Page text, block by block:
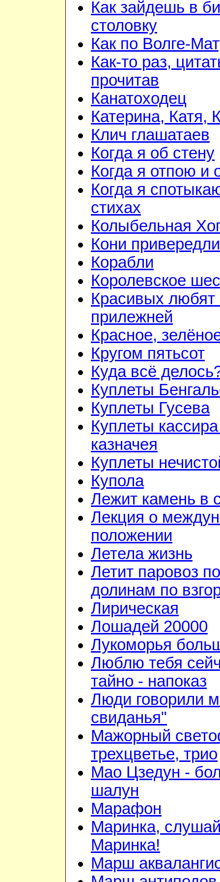
Как зайдешь в
столовку
Как по Волге-
Как-то раз,
прочитав
Канатоходец
Катерина, Катя,
Клич глашатаев
Когда я об стену
Когда я отпою и
Когда я
стихах
Колыбельная
Кони
Корабли
Королевское
Красивых
прилежней
Красное,
Кругом пятьсот
Куда всё
Куплеты
Куплеты Гусева
Куплеты
казначея
Куплеты
Купола
Лежит камень в
Лекция о
положении
Летела жизнь
Летит паровоз по
долинам по
Лирическая
Лошадей 20000
Лукоморья
Люблю тебя
тайно - напоказ
Люди говорили
свиданья"
Мажорный
трехцветье, трио
Мао Цзедун -
шалун
Марафон
Маринка,
Маринка!
Марш